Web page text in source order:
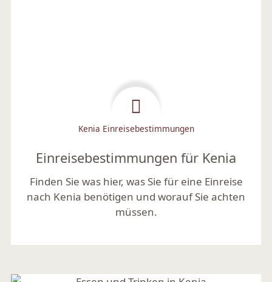
Kenia Einreisebestimmungen
Einreisebestimmungen für Kenia
Finden Sie was hier, was Sie für eine Einreise
nach Kenia benötigen und worauf Sie achten
müssen.